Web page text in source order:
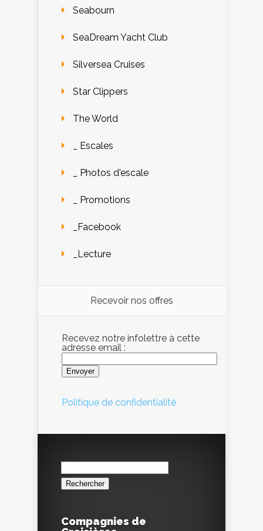
Seabourn
SeaDream Yacht Club
Silversea Cruises
Star Clippers
The World
_ Escales
_ Photos d'escale
_ Promotions
_Facebook
_Lecture
Recevoir nos offres
Recevez notre infolettre à cette
adresse email :
Politique de confidentialité
Rechercher :
Compagnies de